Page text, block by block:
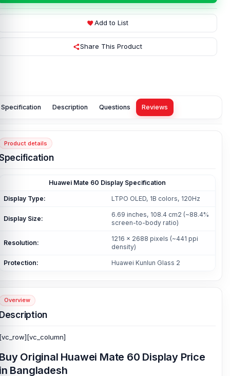
Add to List
Share This Product
Specification Description Questions Reviews
Product details
Huawei Mate 60 Display Specification
Display Type: LTPO OLED, 1B colors, 120Hz
Display Size:
6.69 inches, 108.4 cm2 (~88.4%
screen-to-body ratio)
Resolution:
1216 x 2688 pixels (~441 ppi
density)
Protection: Huawei Kunlun Glass 2
Overview
Original Huawei Mate 60 Display Price
Bangladesh